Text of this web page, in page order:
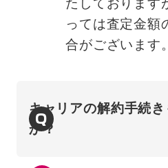
たしております
っては査定金額
合がございます。
Q
キャリアの解約手続
か？